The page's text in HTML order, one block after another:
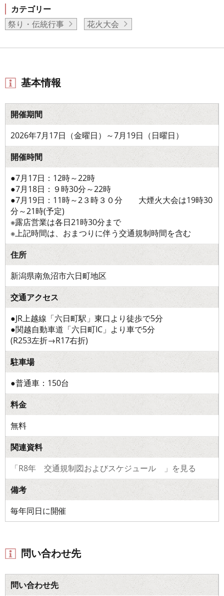
カテゴリー
祭り・伝統行事
花火大会
基本情報
開催期間
2026年7月17日（金曜日）～7月19日（日曜日）
開催時間
●7月17日：12時～22時
●7月18日：９時30分～22時
●7月19日：11時～2３時３０分 大煙火大会は19時30
分～21時(予定)
※露店営業は各日21時30分まで
※上記時間は、おまつりに伴う交通規制時間を含む
住所
新潟県南魚沼市六日町地区
交通アクセス
●JR上越線「六日町駅」東口より徒歩で5分
●関越自動車道「六日町IC」より車で5分
(R253左折→R17右折)
駐車場
●普通車：150台
料金
無料
関連資料
「R8年 交通規制図およびスケジュール 」を見る
備考
毎年同日に開催
問い合わせ先
問い合わせ先